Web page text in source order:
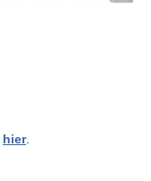
hier.